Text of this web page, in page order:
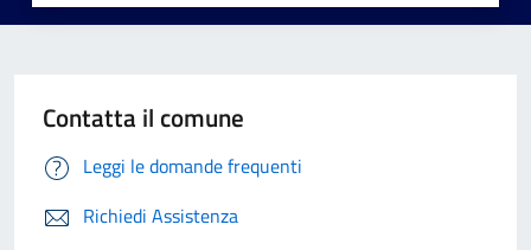
Contatta il comune
Leggi le domande frequenti
Richiedi Assistenza